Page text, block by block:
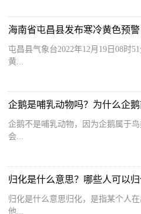
海南省屯昌县发布寒冷黄色预警
屯昌县气象台2022年12月19日08时
黄...
企鹅是哺乳动物吗？为什么企
企鹅不是哺乳动物，因为企鹅属于
会...
归化是什么意思？哪些人可以归
归化是什么意思归化，是指某个人
他...